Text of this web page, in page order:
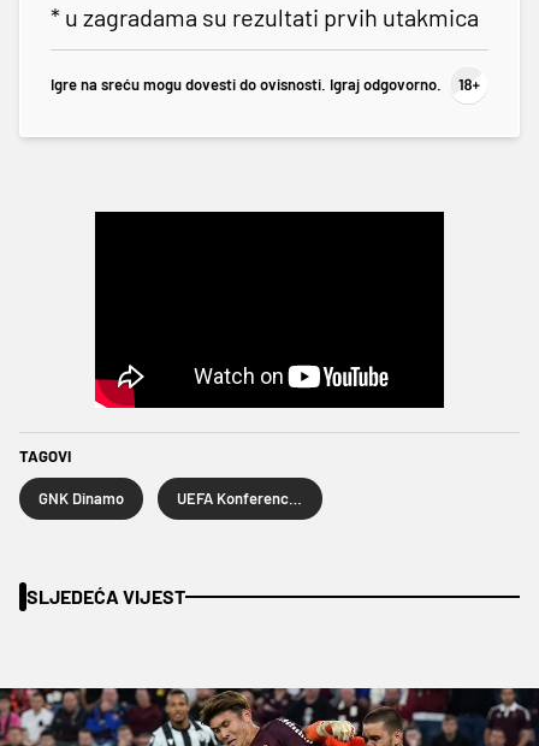
* u zagradama su rezultati prvih utakmica
Igre na sreću mogu dovesti do ovisnosti. Igraj odgovorno.
TAGOVI
GNK Dinamo
SLJEDEĆA VIJEST